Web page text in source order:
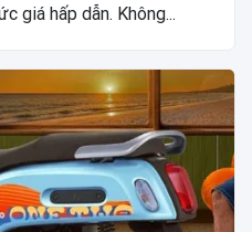
giá hấp dẫn. Không...